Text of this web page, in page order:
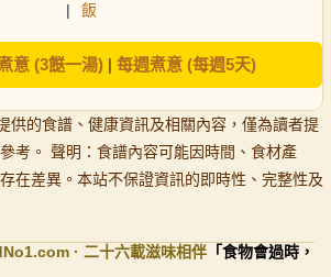
|
飯
意 (3餸一湯)| 每週煮意 (每週5天)
供的食譜、健康資訊及相關內容，僅為讀者提
考。 聲明：食譜內容可能因時間、食材產
在差異。本站不保證資訊的即時性、完整性及
.com · 二十六載滋味相伴 「食物會過時，